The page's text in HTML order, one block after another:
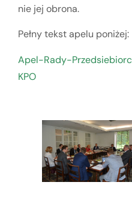
nie jej obrona.
Pełny tekst apelu poniżej:
Apel-Rady-
KPO